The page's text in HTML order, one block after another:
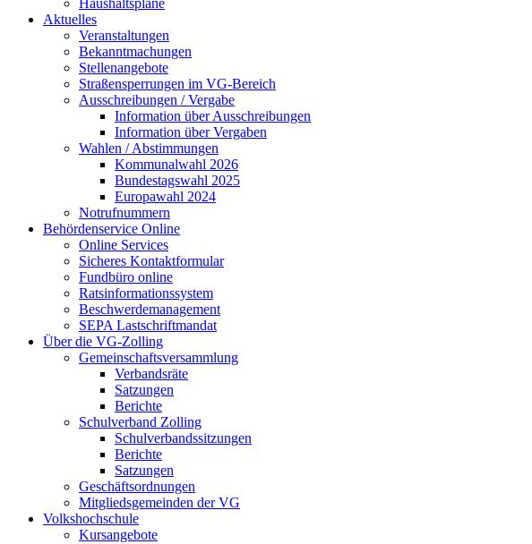
Haushaltspläne
Aktuelles
Veranstaltungen
Bekanntmachungen
Stellenangebote
Straßensperrungen im VG-Bereich
Ausschreibungen / Vergabe
Information über Ausschreibungen
Information über Vergaben
Wahlen / Abstimmungen
Kommunalwahl 2026
Bundestagswahl 2025
Europawahl 2024
Notrufnummern
Behördenservice Online
Online Services
Sicheres Kontaktformular
Fundbüro online
Ratsinformationssystem
Beschwerdemanagement
SEPA Lastschriftmandat
Über die VG-Zolling
Gemeinschaftsversammlung
Verbandsräte
Satzungen
Berichte
Schulverband Zolling
Schulverbandssitzungen
Berichte
Satzungen
Geschäftsordnungen
Mitgliedsgemeinden der VG
Volkshochschule
Kursangebote